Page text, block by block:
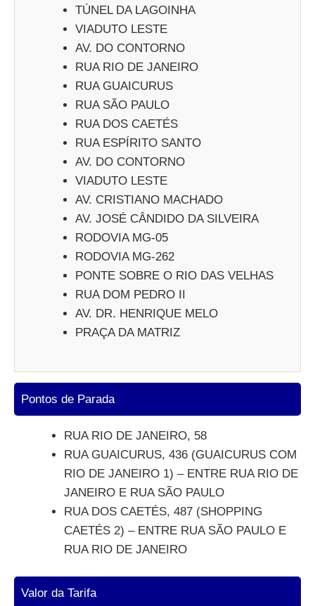
TÚNEL DA LAGOINHA
VIADUTO LESTE
AV. DO CONTORNO
RUA RIO DE JANEIRO
RUA GUAICURUS
RUA SÃO PAULO
RUA DOS CAETÉS
RUA ESPÍRITO SANTO
AV. DO CONTORNO
VIADUTO LESTE
AV. CRISTIANO MACHADO
AV. JOSÉ CÂNDIDO DA SILVEIRA
RODOVIA MG-05
RODOVIA MG-262
PONTE SOBRE O RIO DAS VELHAS
RUA DOM PEDRO II
AV. DR. HENRIQUE MELO
PRAÇA DA MATRIZ
Pontos de Parada
RUA RIO DE JANEIRO, 58
RUA GUAICURUS, 436 (GUAICURUS COM
RIO DE JANEIRO 1) – ENTRE RUA RIO DE
JANEIRO E RUA SÃO PAULO
RUA DOS CAETÉS, 487 (SHOPPING
CAETÉS 2) – ENTRE RUA SÃO PAULO E
RUA RIO DE JANEIRO
Valor da Tarifa